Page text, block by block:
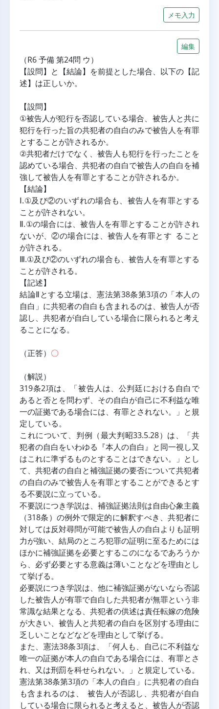
メモ入力
編集
（R6 予備 第24問 ウ）
【設問】と【結論】を前提とした場合、以下の【記
述】は正しいか。
【設問】
①被告人が犯行を否認している場合、被告人と共に
犯行を行った旨の共犯者の自白のみで被告人を有罪
とすることが許されるか。
②共犯者だけでなく、被告人も犯行を行ったことを
認めている場合、共犯者の自白で被告人の自白を補
強して被告人を有罪とすることが許されるか。
【結論】
Ⅰ.①及び②のいずれの場合も、被告人を有罪とする
ことが許されない。
Ⅱ.①の場合には、被告人を有罪とすることが許され
ないが、②の場合には、被告人を有罪とす ること
が許される。
Ⅲ.①及び②のいずれの場合も、被告人を有罪とする
ことが許される。
【記述】
結論Ⅱとする立場は、憲法第38条第3項の「本人の
自白」に共犯者の自白も含まれるのは、被告人が否
認し、共犯者が自白している場合に限られると考え
ることになる。
（正答） 〇
（解説）
319条2項は、「被告人は、公判廷における自白で
あると否とを問わず、その自白が自己に不利益な唯
一の証拠である場合には、有罪とされない。」と規
定している。
これについて、判例（最大判昭33.5.28）は、「共
犯者の自白をいわゆる『本人の自白』と同一視し又
はこれに準ずるものとすることはできない。」とし
て、共犯者の自白と補強証拠の要否について共犯者
の自白のみで被告人を有罪とすることができるとす
る不要説に立っている。
不要説につき学説は、補強証拠法則は自由心象主義
（318条）の例外で限定的に解釈すべき、共犯者に
対しては反対尋問が可能で被告人の自白よりも証明
力が強い、結局のところ犯罪の証明に至るためには
ほかに補強証拠を必要とするこのになるであろうか
ら、必ず必要とする意義は薄いことなどを理由とし
て挙げる。
必要説につき学説は、他に補強証拠がないなら否認
した被告人が有罪で自白した共犯者が無罪という非
常識な結果となる、共犯者の供述は責任転嫁の危険
が大きい、被告人と共犯者の自白を区別する理由に
乏しいことなどなどを理由として挙げる。
また、憲法38条3項は、「何人も、自己に不利益な
唯一の証拠が本人の自白である場合には、有罪とさ
れ、又は刑罰を科せられない。」と規定している。
憲法第38条第3項の「本人の自白」に共犯者の自白
も含まれるのは、 被告人が否認し、共犯者が自白
している場合に限られると考えると、被告人が否認